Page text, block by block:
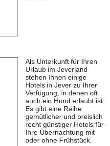
Als Unterkunft für Ihren
Urlaub im Jeverland
stehen Ihnen einige
Hotels in Jever zu Ihrer
Verfügung, in denen oft
auch ein Hund erlaubt ist.
Es gibt eine Reihe
gemütlicher und preislich
recht günstiger Hotels für
Ihre Übernachtung mit
oder ohne Frühstück.